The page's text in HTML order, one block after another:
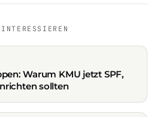
Warum KMU jetzt SPF,
sollten